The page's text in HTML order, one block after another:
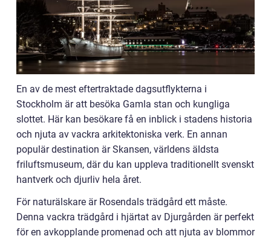
En av de mest eftertraktade dagsutflykterna i
Stockholm är att besöka Gamla stan och kungliga
slottet. Här kan besökare få en inblick i stadens historia
och njuta av vackra arkitektoniska verk. En annan
populär destination är Skansen, världens äldsta
friluftsmuseum, där du kan uppleva traditionellt svenskt
hantverk och djurliv hela året.
För naturälskare är Rosendals trädgård ett måste.
Denna vackra trädgård i hjärtat av Djurgården är perfekt
för en avkopplande promenad och att njuta av blommor